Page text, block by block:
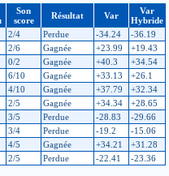
Son
score
Résultat Var
Var
Hybride
2/4 Perdue -34.24
-36.19
2/6 Gagnée +23.99
+19.43
0/2 Gagnée +40.3
+34.54
6/10 Gagnée +33.13
+26.1
4/10 Gagnée +37.79
+32.34
2/5 Gagnée +34.34
+28.65
3/5 Perdue -28.83
-29.66
3/4 Perdue -19.2
-15.06
4/5 Gagnée +34.21
+31.28
2/5 Perdue -22.41 -23.36